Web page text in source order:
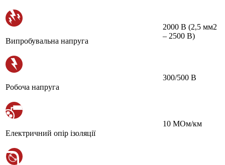
Випробувальна напруга
2000 В (2,5 мм2
– 2500 В)
Робоча напруга
300/500 В
Електричний опір ізоляції
10 МОм/км